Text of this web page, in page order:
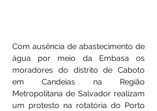
Com ausência de abastecimento de
água por meio da Embasa os
moradores do distrito de Caboto
em Candeias na Região
Metropolitana de Salvador realizam
um protesto na rotatória do Porto